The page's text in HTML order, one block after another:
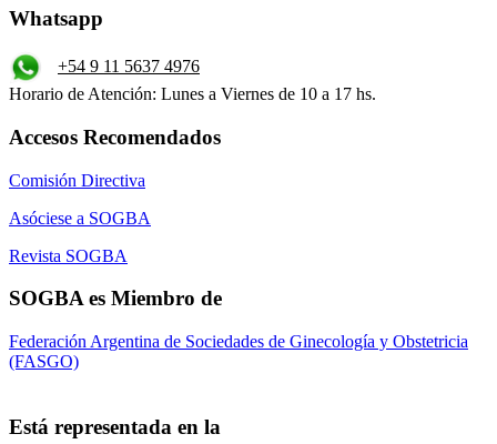
Whatsapp
+54 9 11 5637 4976
Horario de Atención: Lunes a Viernes de 10 a 17 hs.
Accesos Recomendados
Comisión Directiva
Asóciese a SOGBA
Revista SOGBA
SOGBA es Miembro de
Federación Argentina de Sociedades de Ginecología y Obstetricia
(FASGO)
Está representada en la